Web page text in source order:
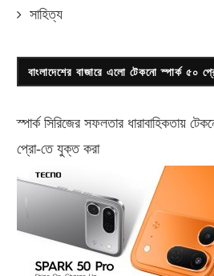
সাহিত্য
বাংলাদেশের বাজারে এলো টেকনো স্পার্ক ৫০
স্পার্ক সিরিজের সফলতার ধারাবাহিকতায়
প্রো-তে যুক্ত করা